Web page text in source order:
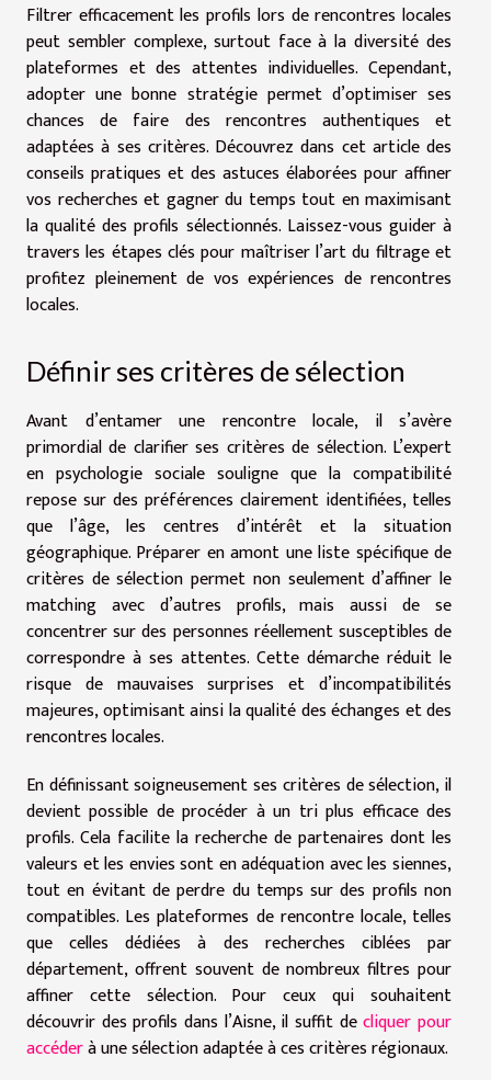
Filtrer efficacement les profils lors de rencontres locales
peut sembler complexe, surtout face à la diversité des
plateformes et des attentes individuelles. Cependant,
adopter une bonne stratégie permet d’optimiser ses
chances de faire des rencontres authentiques et
adaptées à ses critères. Découvrez dans cet article des
conseils pratiques et des astuces élaborées pour affiner
vos recherches et gagner du temps tout en maximisant
la qualité des profils sélectionnés. Laissez-vous guider à
travers les étapes clés pour maîtriser l’art du filtrage et
profitez pleinement de vos expériences de rencontres
locales.
Définir ses critères de sélection
Avant d’entamer une rencontre locale, il s’avère
primordial de clarifier ses critères de sélection. L’expert
en psychologie sociale souligne que la compatibilité
repose sur des préférences clairement identifiées, telles
que l’âge, les centres d’intérêt et la situation
géographique. Préparer en amont une liste spécifique de
critères de sélection permet non seulement d’affiner le
matching avec d’autres profils, mais aussi de se
concentrer sur des personnes réellement susceptibles de
correspondre à ses attentes. Cette démarche réduit le
risque de mauvaises surprises et d’incompatibilités
majeures, optimisant ainsi la qualité des échanges et des
rencontres locales.
En définissant soigneusement ses critères de sélection, il
devient possible de procéder à un tri plus efficace des
profils. Cela facilite la recherche de partenaires dont les
valeurs et les envies sont en adéquation avec les siennes,
tout en évitant de perdre du temps sur des profils non
compatibles. Les plateformes de rencontre locale, telles
que celles dédiées à des recherches ciblées par
département, offrent souvent de nombreux filtres pour
affiner cette sélection. Pour ceux qui souhaitent
découvrir des profils dans l’Aisne, il suffit decliquer pour
accéderà une sélection adaptée à ces critères régionaux.